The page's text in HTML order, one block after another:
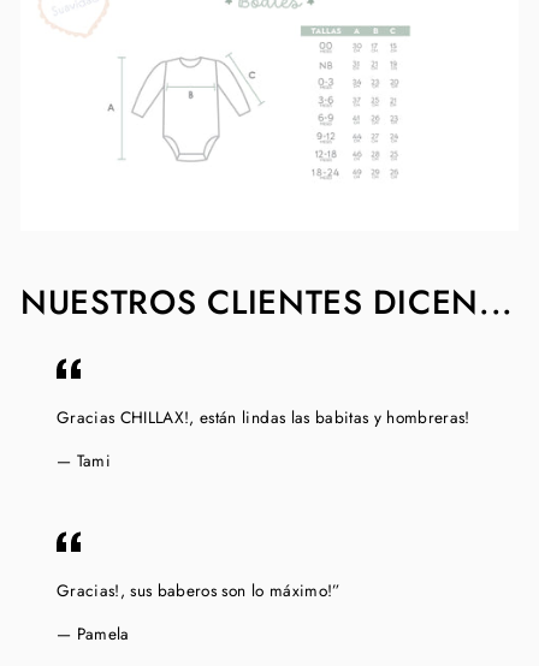
NUESTROS CLIENTES DICEN...
Gracias CHILLAX!, están lindas las babitas y hombreras!
Tami
Gracias!, sus baberos son lo máximo!”
Pamela